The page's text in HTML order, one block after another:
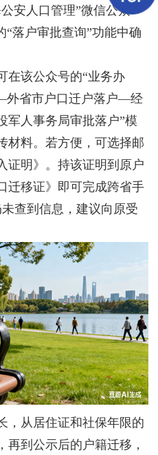
安人口管理”微信公众
“落户审批查询”功能中确
该公众号的“业务办
外省市户口迁户落户—经
军人事务局审批落户”模
材料。若方便，可选择邮
证明》。持该证明到原户
迁移证》即可完成跨省手
查到信息，建议向原受
从居住证和社保年限的
再到公示后的户籍迁移，